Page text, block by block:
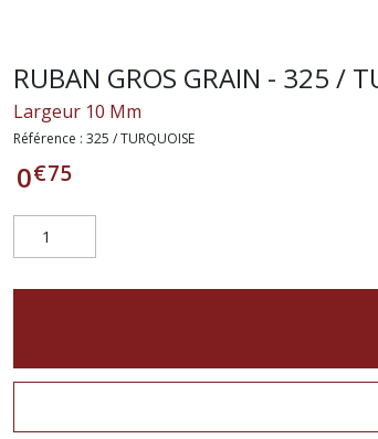
RUBAN GROS GRAIN - 325 /
Largeur 10 Mm
Référence : 325 / TURQUOISE
0€75